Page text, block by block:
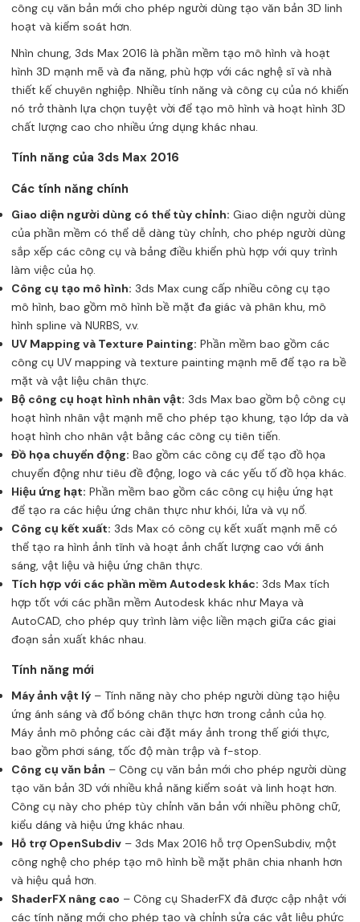
công cụ văn bản mới cho phép người dùng tạo văn bản 3D linh
hoạt và kiểm soát hơn.
Nhìn chung, 3ds Max 2016 là phần mềm tạo mô hình và hoạt
hình 3D mạnh mẽ và đa năng, phù hợp với các nghệ sĩ và nhà
thiết kế chuyên nghiệp. Nhiều tính năng và công cụ của nó khiến
nó trở thành lựa chọn tuyệt vời để tạo mô hình và hoạt hình 3D
chất lượng cao cho nhiều ứng dụng khác nhau.
Tính năng của 3ds Max 2016
Các tính năng chính
Giao diện người dùng có thể tùy chỉnh: Giao diện người dùng
của phần mềm có thể dễ dàng tùy chỉnh, cho phép người dùng
sắp xếp các công cụ và bảng điều khiển phù hợp với quy trình
làm việc của họ.
Công cụ tạo mô hình: 3ds Max cung cấp nhiều công cụ tạo
mô hình, bao gồm mô hình bề mặt đa giác và phân khu, mô
hình spline và NURBS, v.v.
UV Mapping và Texture Painting: Phần mềm bao gồm các
công cụ UV mapping và texture painting mạnh mẽ để tạo ra bề
mặt và vật liệu chân thực.
Bộ công cụ hoạt hình nhân vật: 3ds Max bao gồm bộ công cụ
hoạt hình nhân vật mạnh mẽ cho phép tạo khung, tạo lớp da và
hoạt hình cho nhân vật bằng các công cụ tiên tiến.
Đồ họa chuyển động: Bao gồm các công cụ để tạo đồ họa
chuyển động như tiêu đề động, logo và các yếu tố đồ họa khác.
Hiệu ứng hạt: Phần mềm bao gồm các công cụ hiệu ứng hạt
để tạo ra các hiệu ứng chân thực như khói, lửa và vụ nổ.
Công cụ kết xuất: 3ds Max có công cụ kết xuất mạnh mẽ có
thể tạo ra hình ảnh tĩnh và hoạt ảnh chất lượng cao với ánh
sáng, vật liệu và hiệu ứng chân thực.
Tích hợp với các phần mềm Autodesk khác: 3ds Max tích
hợp tốt với các phần mềm Autodesk khác như Maya và
AutoCAD, cho phép quy trình làm việc liền mạch giữa các giai
đoạn sản xuất khác nhau.
Tính năng mới
Máy ảnh vật lý – Tính năng này cho phép người dùng tạo hiệu
ứng ánh sáng và đổ bóng chân thực hơn trong cảnh của họ.
Máy ảnh mô phỏng các cài đặt máy ảnh trong thế giới thực,
bao gồm phơi sáng, tốc độ màn trập và f-stop.
Công cụ văn bản – Công cụ văn bản mới cho phép người dùng
tạo văn bản 3D với nhiều khả năng kiểm soát và linh hoạt hơn.
Công cụ này cho phép tùy chỉnh văn bản với nhiều phông chữ,
kiểu dáng và hiệu ứng khác nhau.
Hỗ trợ OpenSubdiv – 3ds Max 2016 hỗ trợ OpenSubdiv, một
công nghệ cho phép tạo mô hình bề mặt phân chia nhanh hơn
và hiệu quả hơn.
ShaderFX nâng cao – Công cụ ShaderFX đã được cập nhật với
các tính năng mới cho phép tạo và chỉnh sửa các vật liệu phức